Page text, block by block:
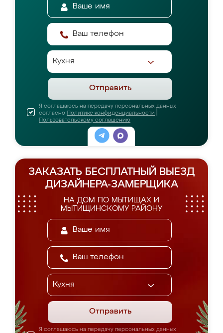
Отправить
Я соглашаюсь на передачу персональных данных
согласно Политике конфиденциальности
Пользовательскому соглашению
ЗАКАЗАТЬ БЕСПЛАТНЫЙ ВЫЕЗД
ДИЗАЙНЕРА-ЗАМЕРЩИКА
НА ДОМ ПО МЫТИЩАХ И
МЫТИЩИНСКОМУ РАЙОНУ
Отправить
Я соглашаюсь на передачу персональных данных